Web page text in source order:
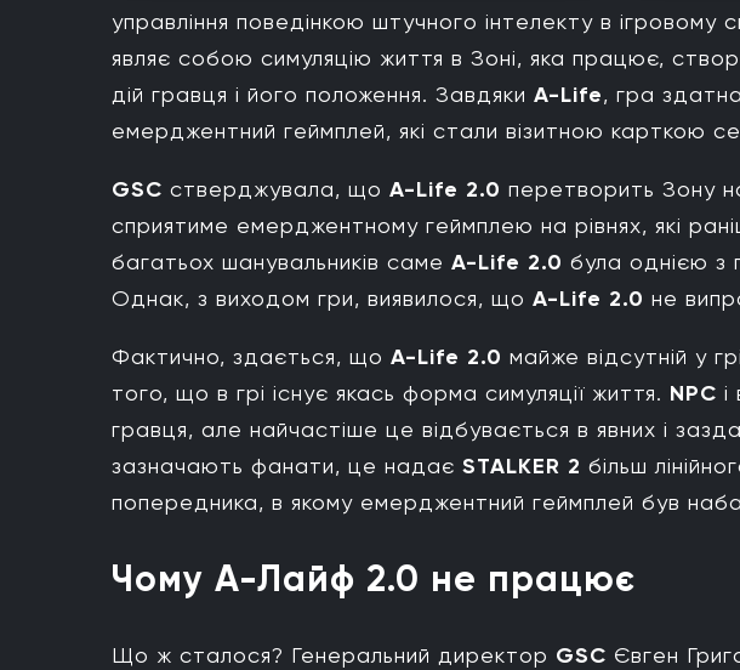
управління поведінкою штучного інтелекту в ігровому
являє собою симуляцію життя в Зоні, яка працює,
дій гравця і його положення. Завдяки A-Life, гра
емерджентний геймплей, які стали візитною карткою
GSC стверджувала, що A-Life 2.0 перетворить Зону
сприятиме емерджентному геймплею на рівнях, які
багатьох шанувальників саме A-Life 2.0 була однією з
Однак, з виходом гри, виявилося, що A-Life 2.0 не
Фактично, здається, що A-Life 2.0 майже відсутній у
того, що в грі існує якась форма симуляції життя. NPC
гравця, але найчастіше це відбувається в явних і
зазначають фанати, це надає STALKER 2 більш
попередника, в якому емерджентний геймплей був
Чому А-Лайф 2.0 не працює
Що ж сталося? Генеральний директор GSC Євген